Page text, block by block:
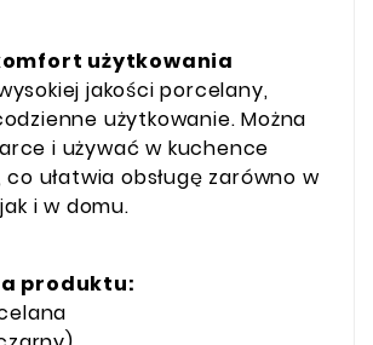
użytkowania
jakości porcelany,
użytkowanie. Można
i używać w kuchence
ułatwia obsługę zarówno w
i w domu.
produktu: